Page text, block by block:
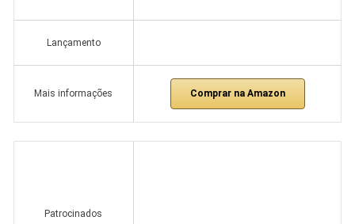
Lançamento
Mais informações Comprar na Amazon
Patrocinados